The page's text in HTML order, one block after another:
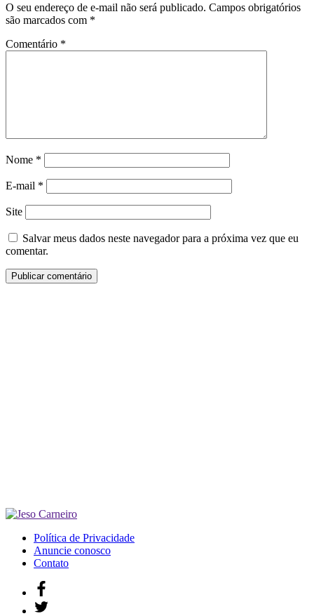
O seu endereço de e-mail não será publicado. Campos obrigatórios
são marcados com *
Comentário *
Nome *
E-mail *
Site
Salvar meus dados neste navegador para a próxima vez que eu
comentar.
Política de Privacidade
Anuncie conosco
Contato